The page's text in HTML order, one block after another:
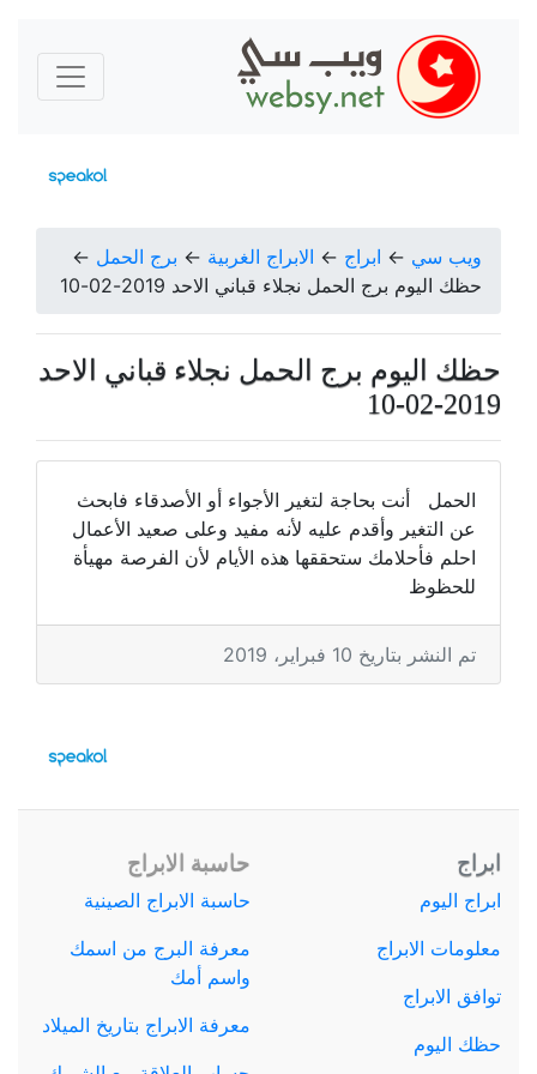
ويب سي ← ابراج ← الابراج الغربية ← برج الحمل ←
حظك اليوم برج الحمل نجلاء قباني الاحد 2019-02-10
حظك اليوم برج الحمل نجلاء قباني الاحد
2019-02-10
الحمل أنت بحاجة لتغير الأجواء أو الأصدقاء فابحث
عن التغير وأقدم عليه لأنه مفيد وعلى صعيد الأعمال
احلم فأحلامك ستحققها هذه الأيام لأن الفرصة مهيأة
للحظوظ
تم النشر بتاريخ 10 فبراير، 2019
ابراج
ابراج اليوم
معلومات الابراج
توافق الابراج
حظك اليوم
حاسبة الابراج
حاسبة الابراج الصينية
معرفة البرج من اسمك
واسم أمك
معرفة الابراج بتاريخ الميلاد